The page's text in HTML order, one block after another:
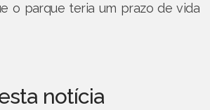
o parque teria um prazo de vida
notícia